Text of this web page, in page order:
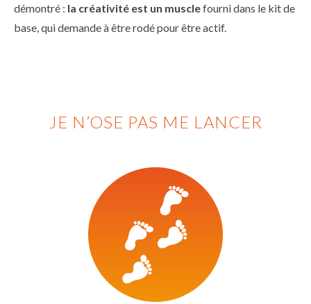
démontré : la créativité est un musclefourni dans le kit de
base, qui demande à être rodé pour être actif.
JE N’OSE PAS ME LANCER